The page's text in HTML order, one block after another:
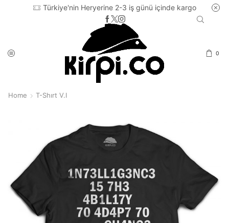
Türkiye'nin Heryerine 2-3 iş günü içinde kargo
0
Home T-Shırt V.I